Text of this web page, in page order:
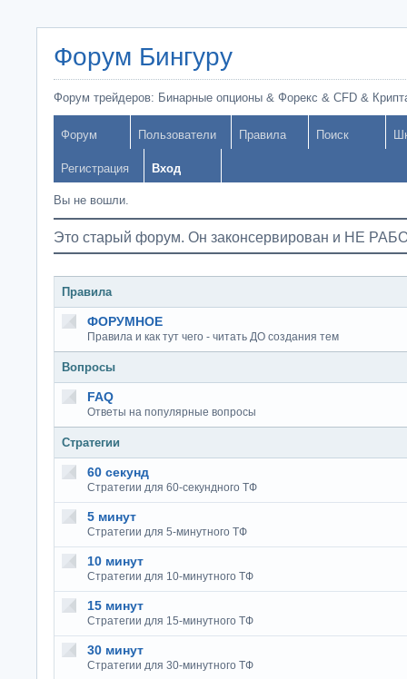
Форум Бингуру
Форум трейдеров: Бинарные опционы & Форекс & CFD &
Форум Пользователи Правила Поиск
Регистрация Вход
Вы не вошли.
Это старый форум. Он законсервирован и НЕ
Правила
ФОРУМНОЕ
Правила и как тут чего - читать ДО создания тем
Вопросы
FAQ
Ответы на популярные вопросы
Стратегии
60 секунд
Стратегии для 60-секундного ТФ
5 минут
Стратегии для 5-минутного ТФ
10 минут
Стратегии для 10-минутного ТФ
15 минут
Стратегии для 15-минутного ТФ
30 минут
Стратегии для 30-минутного ТФ